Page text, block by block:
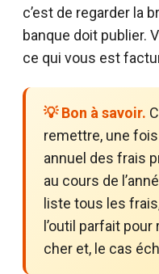
c’est de regarder la
banque doit publier.
ce qui vous est
💡 Bon à savoir.
remettre, une
annuel des frais
au cours de
liste tous les
l’outil parfait
cher et, le cas